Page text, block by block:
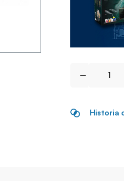
Historia